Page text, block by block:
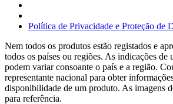
Política de Privacidade e Proteção de
Nem todos os produtos estão registados e
todos os países ou regiões. As indicações de
podem variar consoante o país e a região.
representante nacional para obter
disponibilidade de um produto. As imagens
para referência.